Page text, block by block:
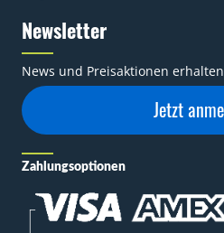
Newsletter
News und Preisaktionen erhalten
Jetzt
Zahlungsoptionen